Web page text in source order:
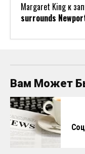
Margaret Kingк
surrounds
Вам Может